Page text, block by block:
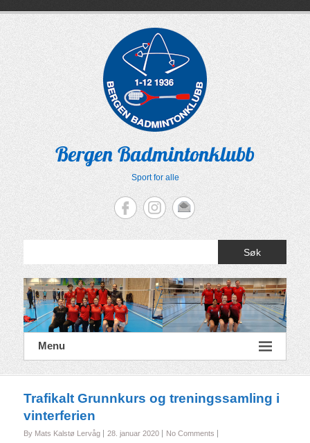
Bergen Badmintonklubb
Sport for alle
Søk
Menu
Trafikalt Grunnkurs og treningssamling i
vinterferien
By Mats Kalstø Lervåg 28. januar 2020 No Comments